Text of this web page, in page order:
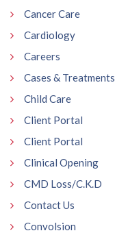
Cancer Care
Cardiology
Careers
Cases & Treatments
Child Care
Client Portal
Client Portal
Clinical Opening
CMD Loss/C.K.D
Contact Us
Convolsion